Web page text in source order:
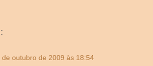
de outubro de 2009 às 18:54